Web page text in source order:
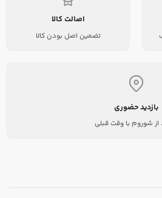
اصالت کالا
تضمین اصل بودن کالا
بازدید حضوری
از شوروم با وقت قبلی